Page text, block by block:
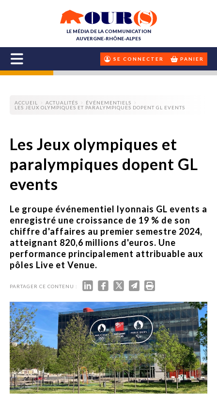
LE MÉDIA DE LA COMMUNICATION
AUVERGNE-RHÔNE-ALPES
SE CONNECTER PANIER
ACCUEIL ACTUALITÉS
ÉVÉNEMENTIELS
LES JEUX OLYMPIQUES ET PARALYMPIQUES DOPENT GL EVENTS
Les Jeux olympiques et
paralympiques dopent GL
events
Le groupe événementiel lyonnais GL events a
enregistré une croissance de 19 % de son
chiffre d'affaires au premier semestre 2024,
atteignant 820,6 millions d'euros. Une
performance principalement attribuable aux
pôles Live et Venue.
PARTAGER CE CONTENU :